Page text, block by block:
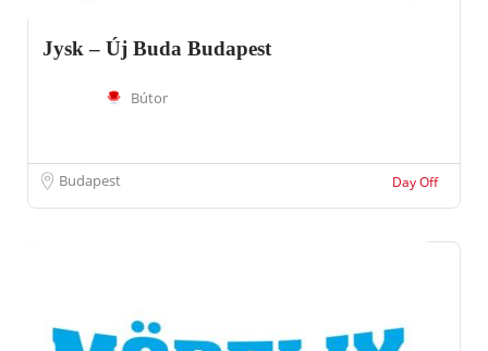
Jysk – Új Buda Budapest
Bútor
Budapest Day Off